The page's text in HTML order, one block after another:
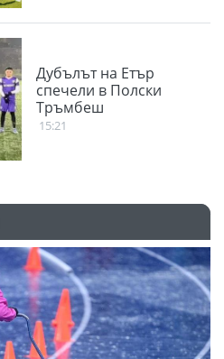
Дубълът на Етър
спечели в Полски
Тръмбеш
15:21